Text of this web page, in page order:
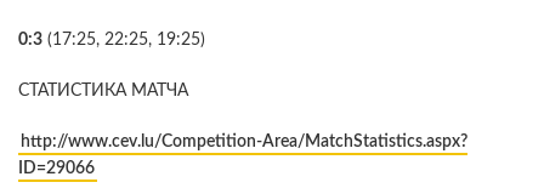
0:3 (17:25, 22:25, 19:25)
СТАТИСТИКА МАТЧА
http://www.cev.lu/Competition-Area/MatchStatistics.aspx?
ID=29066